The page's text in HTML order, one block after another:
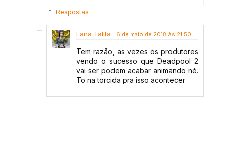
Respostas
Lana Talita 6 de maio de 2018 às 21:50
Tem razão, as vezes os produtores
vendo o sucesso que Deadpool 2
vai ser podem acabar animando né.
To na torcida pra isso acontecer